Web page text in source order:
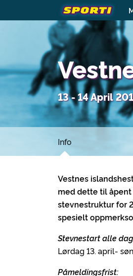
13 - 14 April
Info
Vestnes
med dette til
stevnestruktur for
spesielt
Stevnestart alle
Lørdag 13. april-
Påmeldingsfrist: